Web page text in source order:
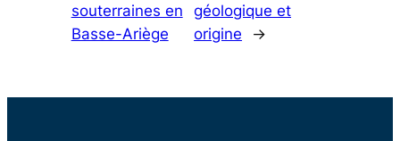
souterraines en
Basse-Ariège
géologique et
origine
→